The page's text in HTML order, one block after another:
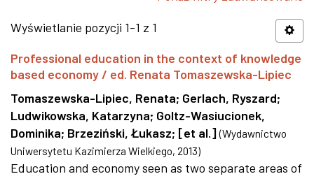
Wyświetlanie pozycji 1-1 z 1
Professional education in the context of knowledge
based economy / ed. Renata Tomaszewska-Lipiec
Tomaszewska-Lipiec, Renata; Gerlach, Ryszard;
Ludwikowska, Katarzyna; Goltz-Wasiucionek,
Dominika; Brzeziński, Łukasz; [et al.] (Wydawnictwo
Uniwersytetu Kazimierza Wielkiego, 2013)
Education and economy seen as two separate areas of